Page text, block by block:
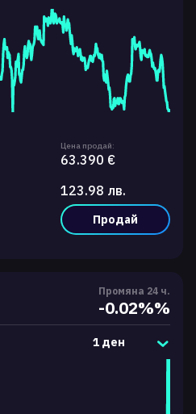
Цена продай:
63.390 €
123.98 лв.
Продай
Промяна 24 ч.
-0.02%%
1 ден